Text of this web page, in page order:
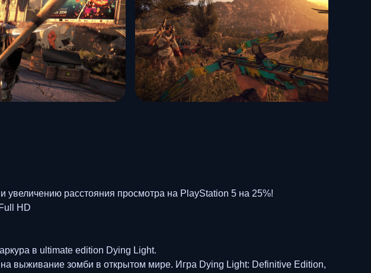
расстояния просмотра на PlayStation 5 на 25%!
HD
в ultimate edition Dying Light.
выживание зомби в открытом мире. Игра Dying Light: Definitive Edition,